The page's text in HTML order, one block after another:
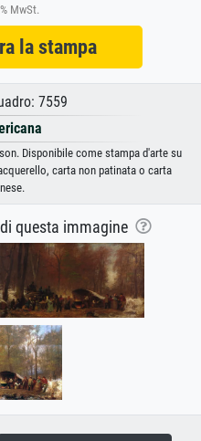
MwSt.
la stampa
7559
Disponibile come stampa d'arte su
carta non patinata o carta
questa immagine